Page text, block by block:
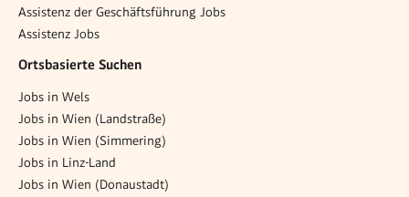
Assistenz der Geschäftsführung Jobs
Assistenz Jobs
Ortsbasierte Suchen
Jobs in Wels
Jobs in Wien (Landstraße)
Jobs in Wien (Simmering)
Jobs in Linz-Land
Jobs in Wien (Donaustadt)